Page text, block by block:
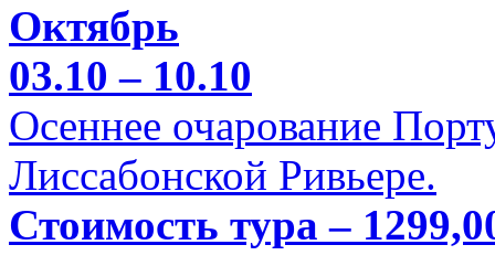
Октябрь
03.10 – 10.10
Осеннее очарование
Лиссабонской Ривьере.
Стоимость тура –